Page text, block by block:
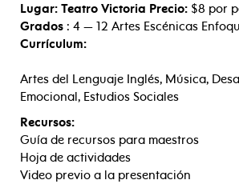
Lugar: Teatro Victoria Precio: $8 por
Grados : 4 — 12 Artes Escénicas
Currículum:
Artes del Lenguaje Inglés, Música,
Emocional, Estudios Sociales
Recursos:
Guía de recursos para maestros
Hoja de actividades
Video previo a la presentación